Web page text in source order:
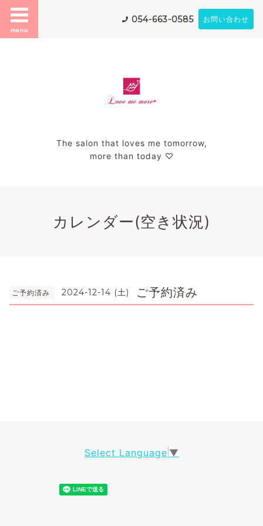
menu
054-663-0585 お問い合わせ
The salon that loves me tomorrow,
more than today ♡
カレンダー(空き状況)
ご予約済み 2024-12-14 (土) ご予約済み
Select Language ▼